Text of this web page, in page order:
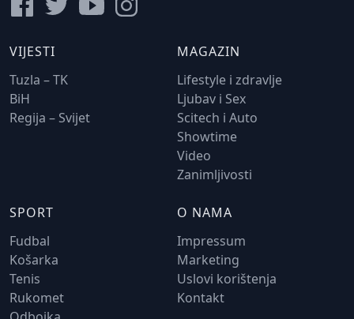
VIJESTI
Tuzla – TK
BiH
Regija – Svijet
MAGAZIN
Lifestyle i zdravlje
Ljubav i Sex
Scitech i Auto
Showtime
Video
Zanimljivosti
SPORT
Fudbal
Košarka
Tenis
Rukomet
O NAMA
Impressum
Marketing
Uslovi korištenja
Kontakt